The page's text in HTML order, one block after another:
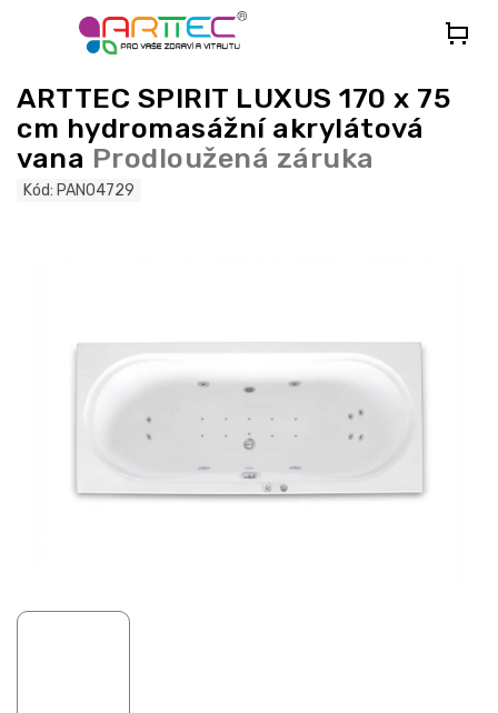
ARTTEC SPIRIT LUXUS 170 x 75
cm hydromasážní akrylátová
vana Prodloužená záruka
Kód: PAN04729